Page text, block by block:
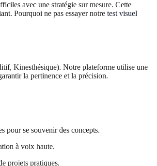
avec une stratégie sur mesure. Cette
Pourquoi ne pas essayer notre test visuel
Kinesthésique). Notre plateforme utilise une
la pertinence et la précision.
pour se souvenir des concepts.
à voix haute.
projets pratiques.